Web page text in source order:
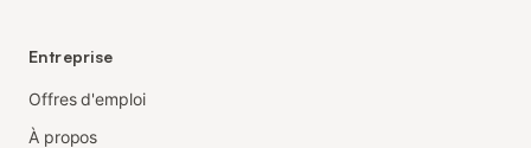
Entreprise
Offres d'emploi
À propos